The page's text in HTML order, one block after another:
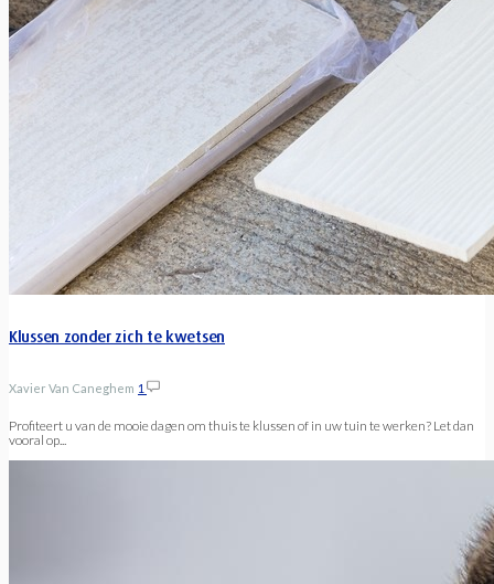
Klussen zonder zich te kwetsen
Xavier Van Caneghem 1
Profiteert u van de mooie dagen om thuis te klussen of in uw tuin te werken? Let dan
vooral op...